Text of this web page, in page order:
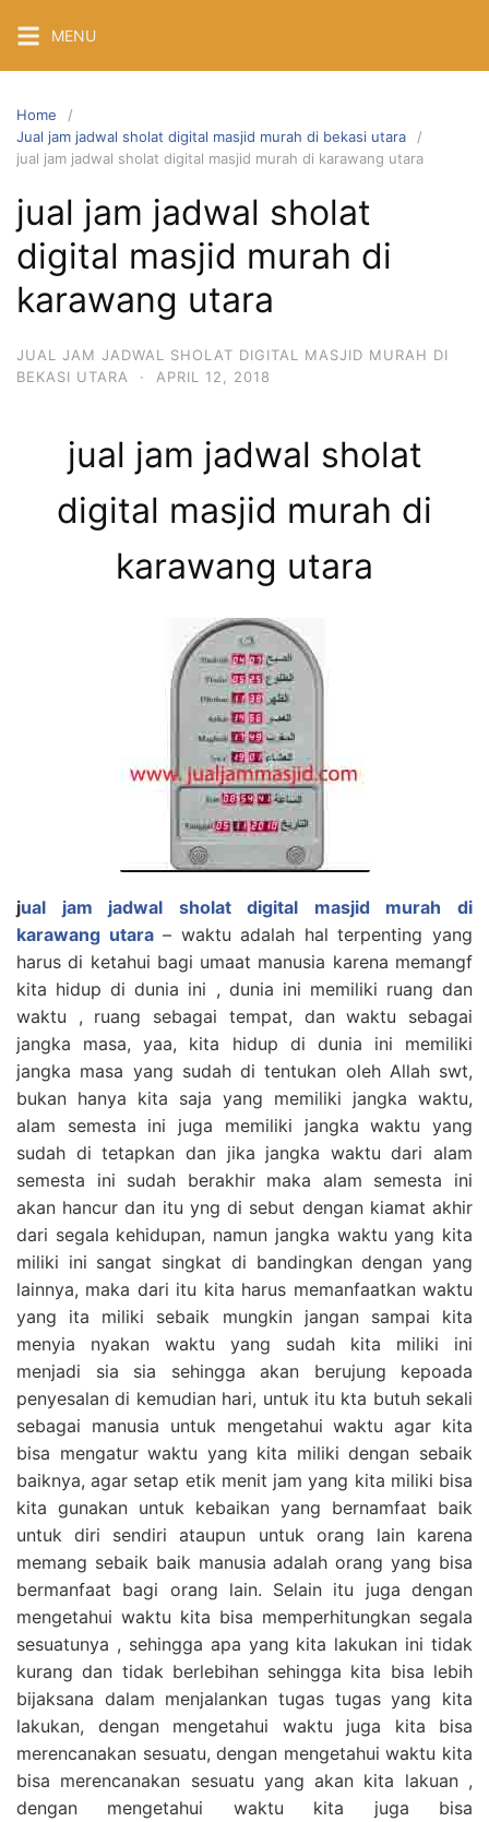
content
MENU
Home
Jual jam jadwal sholat digital masjid murah di bekasi utara
jual jam jadwal sholat digital masjid murah di karawang utara
jual jam jadwal sholat
digital masjid murah di
karawang utara
JUAL JAM JADWAL SHOLAT DIGITAL MASJID MURAH DI
BEKASI UTARA
· APRIL 12, 2018
jual jam jadwal sholat
digital masjid murah di
karawang utara
jual jam jadwal sholat digital masjid murah di
karawang utara– waktu adalah hal terpenting yang
harus di ketahui bagi umaat manusia karena memangf
kita hidup di dunia ini , dunia ini memiliki ruang dan
waktu , ruang sebagai tempat, dan waktu sebagai
jangka masa, yaa, kita hidup di dunia ini memiliki
jangka masa yang sudah di tentukan oleh Allah swt,
bukan hanya kita saja yang memiliki jangka waktu,
alam semesta ini juga memiliki jangka waktu yang
sudah di tetapkan dan jika jangka waktu dari alam
semesta ini sudah berakhir maka alam semesta ini
akan hancur dan itu yng di sebut dengan kiamat akhir
dari segala kehidupan, namun jangka waktu yang kita
miliki ini sangat singkat di bandingkan dengan yang
lainnya, maka dari itu kita harus memanfaatkan waktu
yang ita miliki sebaik mungkin jangan sampai kita
menyia nyakan waktu yang sudah kita miliki ini
menjadi sia sia sehingga akan berujung kepoada
penyesalan di kemudian hari, untuk itu kta butuh sekali
sebagai manusia untuk mengetahui waktu agar kita
bisa mengatur waktu yang kita miliki dengan sebaik
baiknya, agar setap etik menit jam yang kita miliki bisa
kita gunakan untuk kebaikan yang bernamfaat baik
untuk diri sendiri ataupun untuk orang lain karena
memang sebaik baik manusia adalah orang yang bisa
bermanfaat bagi orang lain. Selain itu juga dengan
mengetahui waktu kita bisa memperhitungkan segala
sesuatunya , sehingga apa yang kita lakukan ini tidak
kurang dan tidak berlebihan sehingga kita bisa lebih
bijaksana dalam menjalankan tugas tugas yang kita
lakukan, dengan mengetahui waktu juga kita bisa
merencanakan sesuatu, dengan mengetahui waktu kita
bisa merencanakan sesuatu yang akan kita lakuan ,
dengan mengetahui waktu kita juga bisa